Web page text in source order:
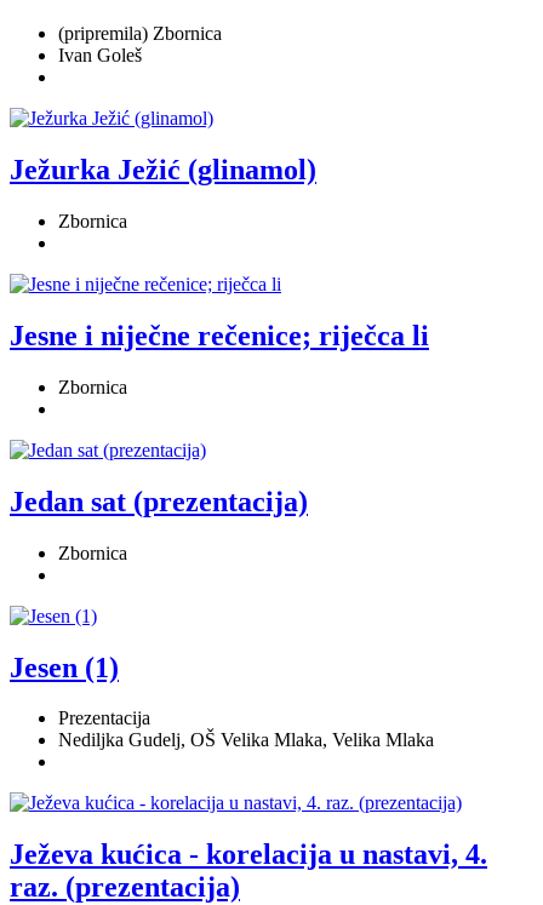
(pripremila) Zbornica
Ivan Goleš
Ježurka Ježić (glinamol)
Zbornica
Jesne i niječne rečenice; riječca li
Zbornica
Jedan sat (prezentacija)
Zbornica
Jesen (1)
Prezentacija
Nediljka Gudelj, OŠ Velika Mlaka, Velika Mlaka
Ježeva kućica - korelacija u nastavi, 4.
raz. (prezentacija)